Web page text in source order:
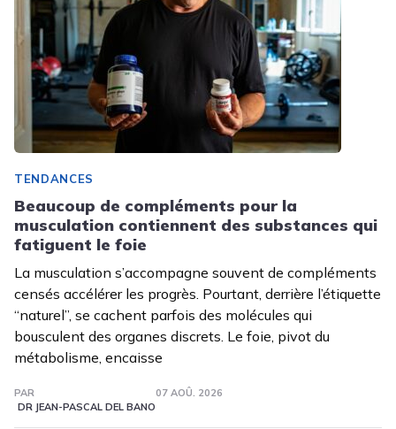
TENDANCES
Beaucoup de compléments pour la
musculation contiennent des substances qui
fatiguent le foie
La musculation s’accompagne souvent de compléments
censés accélérer les progrès. Pourtant, derrière l’étiquette
“naturel”, se cachent parfois des molécules qui
bousculent des organes discrets. Le foie, pivot du
métabolisme, encaisse
PAR
DR JEAN-PASCAL DEL BANO
07 AOÛ. 2026